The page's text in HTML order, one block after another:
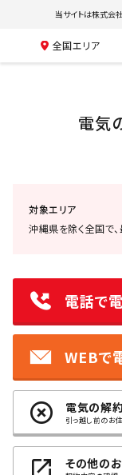
当サイトは株式会
全国エリア
電気
対象エリア
沖縄県を除く全国で
電話で
WEBで
電気の解
引っ越し前のお
その他の